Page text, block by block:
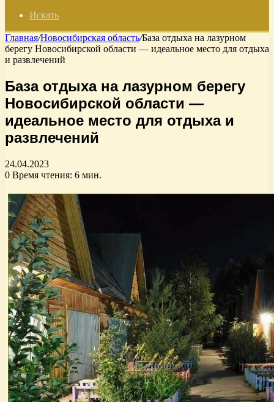
Искать
Главная/Новосибирская область/База отдыха на лазурном
берегу Новосибирской области — идеальное место для отдыха
и развлечений
База отдыха на лазурном берегу
Новосибирской области —
идеальное место для отдыха и
развлечений
24.04.2023
0 Время чтения: 6 мин.